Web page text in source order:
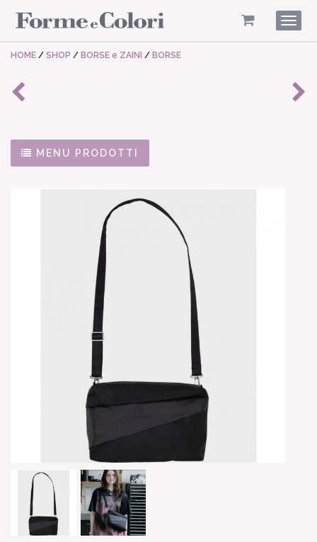
HOME / SHOP / BORSE e ZAINI / BORSE
MENU PRODOTTI